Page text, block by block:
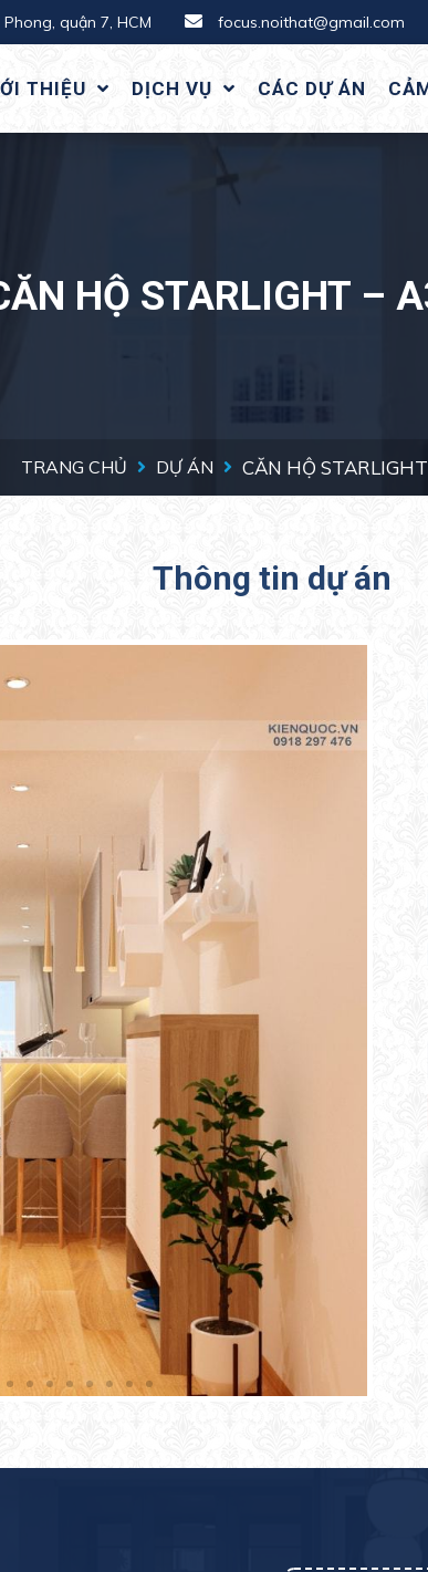
quận 7, HCM focus.noithat@gmail.com
THIỆU DỊCH VỤ CÁC DỰ ÁN
HỘ STARLIGHT –
TRANG CHỦ DỰ ÁN CĂN HỘ
Thông tin dự án